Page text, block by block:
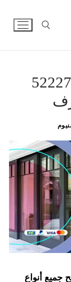
الهجن 52227343
جميع أنواع